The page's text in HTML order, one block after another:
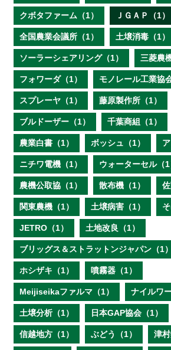
クボタファーム（1） ＪＧＡＰ（1）
全国農業会議所（1） 土壌消毒（1）
ソーラーシェアリング（1） 三菱農
フォワーダ（1） モノレール工業協
スプレーヤ（1） 藤原製作所（1）
ブルドーザー（1） 千葉商組（1）
農業白書（1） ボッシュ（1）
ニチワ電機（1） ウォーターセル（1
農機公取協（1） 散布機（1）
関東農機（1） 土壌病害（1）
JETRO（1） 土地改良（1）
ブリッグス＆ストラットンジャパン（1）
ホシザキ（1） 噴霧器（1）
Meijiseikaファルマ（1） ナイルワ
土壌分析（1） 日本GAP協会（1）
信越地方（1） ぶどう（1） 津村